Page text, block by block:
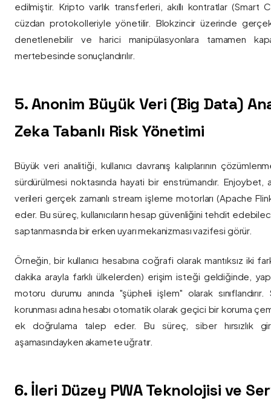
edilmiştir. Kripto varlık transferleri, akıllı kontratlar (Smart
cüzdan protokolleriyle yönetilir. Blokzincir üzerinde
denetlenebilir ve harici manipülasyonlara tamamen
mertebesinde sonuçlandırılır.
5. Anonim Büyük Veri (Big Data)
Zeka Tabanlı Risk Yönetimi
Büyük veri analitiği, kullanıcı davranış kalıplarının
sürdürülmesi noktasında hayati bir enstrümandır. Enjoybet,
verileri gerçek zamanlı stream işleme motorları (Apache Flink
eder. Bu süreç, kullanıcıların hesap güvenliğini tehdit
saptanmasında bir erken uyarı mekanizması vazifesi görür.
Örneğin, bir kullanıcı hesabına coğrafi olarak mantıksız iki
dakika arayla farklı ülkelerden) erişim isteği geldiğinde,
motoru durumu anında "şüpheli işlem" olarak sınıflandırır.
korunması adına hesabı otomatik olarak geçici bir koruma
ek doğrulama talep eder. Bu süreç, siber hırsızlık
aşamasındayken akamete uğratır.
6. İleri Düzey PWA Teknolojisi ve